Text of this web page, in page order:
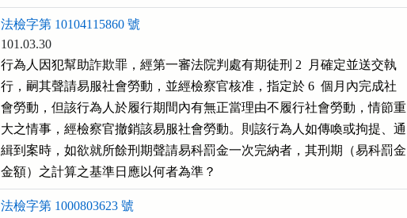
法檢字第 10104115860 號
101.03.30
行為人因犯幫助詐欺罪，經第一審法院判處有期徒刑 2  月確定並送交執
行，嗣其聲請易服社會勞動，並經檢察官核准，指定於 6  個月內完成社
會勞動，但該行為人於履行期間內有無正當理由不履行社會勞動，情節重
大之情事，經檢察官撤銷該易服社會勞動。則該行為人如傳喚或拘提、通
緝到案時，如欲就所餘刑期聲請易科罰金一次完納者，其刑期（易科罰金
金額）之計算之基準日應以何者為準？
法檢字第 1000803623 號